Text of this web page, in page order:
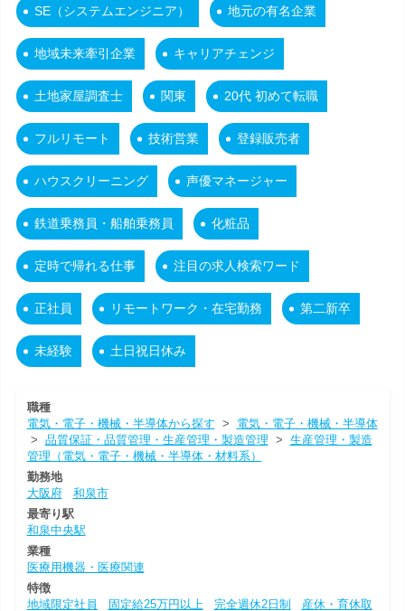
SE（システムエンジニア） 地元の有名企業
地域未来牽引企業 キャリアチェンジ
土地家屋調査士 関東 20代 初めて転職
フルリモート 技術営業 登録販売者
ハウスクリーニング 声優マネージャー
鉄道乗務員・船舶乗務員 化粧品
定時で帰れる仕事 注目の求人検索ワード
正社員 リモートワーク・在宅勤務 第二新卒
未経験 土日祝日休み
職種
電気・電子・機械・半導体から探す > 電気・電子・機械・半導体
> 品質保証・品質管理・生産管理・製造管理 > 生産管理・製造
管理（電気・電子・機械・半導体・材料系）
勤務地
大阪府
和泉市
最寄り駅
和泉中央駅
業種
医療用機器・医療関連
特徴
地域限定社員
固定給25万円以上 完全週休2日制 産休・育休取